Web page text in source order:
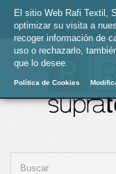
El sitio Web Rafi Textil,
optimizar su visita a
recoger información de
uso o rechazarlo,
que lo desee.
Política de Cookies